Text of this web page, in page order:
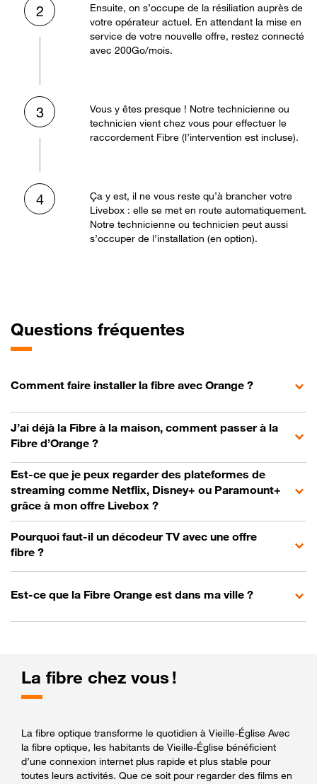
2
Ensuite, on s’occupe de la résiliation auprès de
votre opérateur actuel. En attendant la mise en
service de votre nouvelle offre, restez connecté
avec 200Go/mois.
3
Vous y êtes presque ! Notre technicienne ou
technicien vient chez vous pour effectuer le
raccordement Fibre (l’intervention est incluse).
4
Ça y est, il ne vous reste qu’à brancher votre
Livebox : elle se met en route automatiquement.
Notre technicienne ou technicien peut aussi
s’occuper de l’installation (en option).
Questions fréquentes
Comment faire installer la fibre avec Orange ?
J’ai déjà la Fibre à la maison, comment passer à la
Fibre d’Orange ?
Est-ce que je peux regarder des plateformes de
streaming comme Netflix, Disney+ ou Paramount+
grâce à mon offre Livebox ?
Pourquoi faut-il un décodeur TV avec une offre
fibre ?
Est-ce que la Fibre Orange est dans ma ville ?
La fibre chez vous !
La fibre optique transforme le quotidien à Vieille-Église Avec
la fibre optique, les habitants de Vieille-Église bénéficient
d’une connexion internet plus rapide et plus stable pour
toutes leurs activités. Que ce soit pour regarder des films en